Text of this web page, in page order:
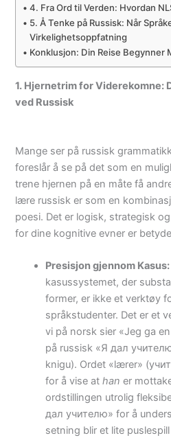
4. Fra Ord til Verden: Hvordan
5. Å Tenke på Russisk: Når
Virkelighetsoppfatning
Konklusjon: Din Reise Begynner
1. Hjernetrim for Viderekomne:
ved Russisk
Mange ser på russisk
foreslår å se på det som en
trene hjernen på en måte få
lære russisk er som en
poesi. Det er logisk, strategisk
for dine kognitive evner er
Presisjon gjennom Kasus:
kasussystemet, der
former, er ikke et verktøy
språkstudenter. Det er et
vi på norsk sier «Jeg ga
på russisk «Я дал
knigu). Ordet «lærer»
for å vise athan er
ordstillingen utrolig
дал учителю» for å
setning blir et lite